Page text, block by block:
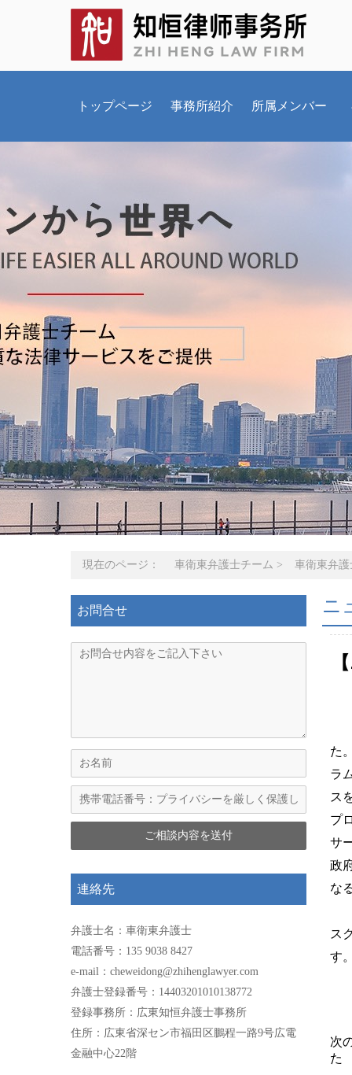
トップページ 事務所紹介 所属メンバー
現在のページ： 車衛東弁護士チーム > 車衛東弁
お問合せ
連絡先
弁護士名：車衛東弁護士
電話番号：135 9038 8427
e-mail：cheweidong@zhihenglawyer.com
弁護士登録番号：14403201010138772
登録事務所：広東知恒弁護士事務所
住所：広東省深セン市福田区鵬程一路9号広電
金融中心22階
ニ
た
ラ
ス
プ
サ
政
な
ス
す
次
た